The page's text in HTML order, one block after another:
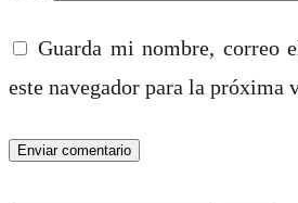
Guarda mi nombre, correo
este navegador para la próxima